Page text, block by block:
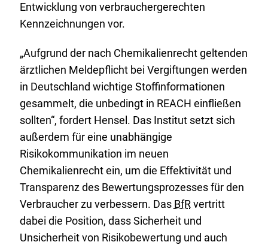
Entwicklung von verbrauchergerechten
Kennzeichnungen vor.
„Aufgrund der nach Chemikalienrecht geltenden
ärztlichen Meldepflicht bei Vergiftungen werden
in Deutschland wichtige Stoffinformationen
gesammelt, die unbedingt in REACH einfließen
sollten“, fordert Hensel. Das Institut setzt sich
außerdem für eine unabhängige
Risikokommunikation im neuen
Chemikalienrecht ein, um die Effektivität und
Transparenz des Bewertungsprozesses für den
Verbraucher zu verbessern. Das BfRvertritt
dabei die Position, dass Sicherheit und
Unsicherheit von Risikobewertung und auch